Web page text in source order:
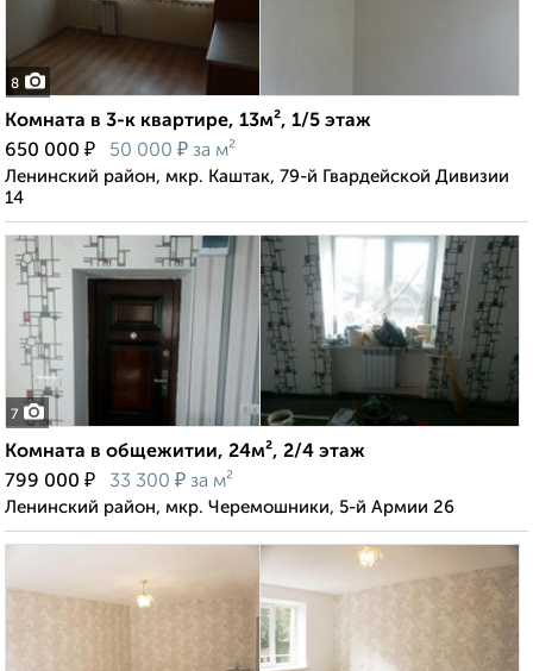
8
Комната в 3-к квартире, 13м², 1/5 этаж
650 000 ₽ 50 000 ₽ за м²
Ленинский район, мкр. Каштак, 79-й Гвардейской Дивизии
14
7
Комната в общежитии, 24м², 2/4 этаж
799 000 ₽ 33 300 ₽ за м²
Ленинский район, мкр. Черемошники, 5-й Армии 26